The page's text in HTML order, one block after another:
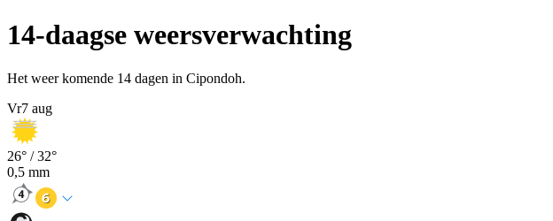
14-daagse weersverwachting
Het weer komende 14 dagen in Cipondoh.
Vr7 aug
26° /32°
0,5 mm